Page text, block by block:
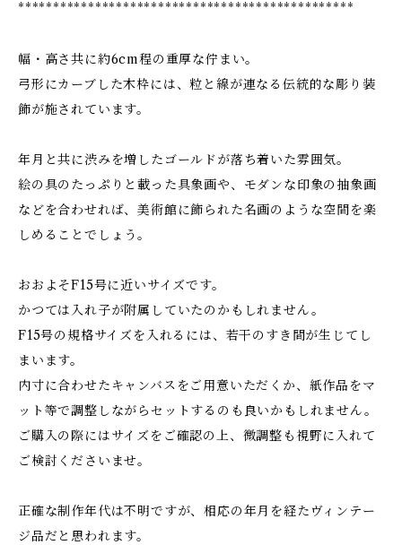
************************************************
幅・高さ共に約6cm程の重厚な佇まい。
弓形にカーブした木枠には、粒と線が連なる伝統的な彫り装
飾が施されています。
年月と共に渋みを増したゴールドが落ち着いた雰囲気。
絵の具のたっぷりと載った具象画や、モダンな印象の抽象画
などを合わせれば、美術館に飾られた名画のような空間を楽
しめることでしょう。
おおよそF15号に近いサイズです。
かつては入れ子が附属していたのかもしれません。
F15号の規格サイズを入れるには、若干のすき間が生じてし
まいます。
内寸に合わせたキャンバスをご用意いただくか、紙作品をマ
ット等で調整しながらセットするのも良いかもしれません。
ご購入の際にはサイズをご確認の上、微調整も視野に入れて
ご検討くださいませ。
正確な制作年代は不明ですが、相応の年月を経たヴィンテー
ジ品だと思われます。